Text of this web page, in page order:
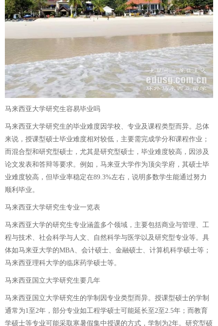
马来西亚大学研究生容易毕业吗
马来西亚大学研究生的毕业难度因学校、专业及课程类型而异。总体
来说，授课型硕士毕业难度相对较低，主要需完成学分和课程作业；
而混合型和研究型硕士，尤其是研究型硕士，毕业难度较高，因涉及
论文发表和答辩等要求。例如，马来亚大学作为顶尖学府，其硕士毕
业难度较高，但毕业率稳定在89.3%左右，说明多数学生能通过努力
顺利毕业。
马来西亚大学研究生专业一览表
马来西亚大学的研究生专业涵盖多个领域，主要包括商业与管理、工
程与技术、社会科学与人文、自然科学与医学以及研究型专业等。具
体如马来亚大学的MBA、会计硕士、金融硕士、计算机科学硕士等；
马来西亚理科大学的临床药学硕士等。
马来西亚国立大学研究生要几年
马来西亚国立大学研究生的学制因专业类型而异。授课型硕士的学制
通常为1至2年，部分专业如工程学硕士可能延长至2至2.5年；而教育
学硕士等专业可能采取寒暑假集中授课的方式，学制为2年。研究型硕